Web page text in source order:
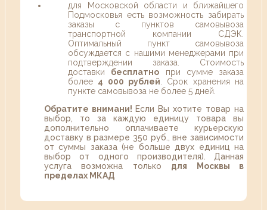
для Московской области и ближайшего
Подмосковья есть возможность забирать
заказы с пунктов самовывоза
транспортной компании СДЭК.
Оптимальный пункт самовывоза
обсуждается с нашими менеджерами при
подтверждении заказа. Стоимость
доставки бесплатно при сумме заказа
более 4 000 рублей . Срок хранения на
пункте самовывоза не более 5 дней.
Обратите внимани! Если Вы хотите товар на
выбор, то за каждую единицу товара вы
дополнительно оплачиваете курьерскую
доставку в размере 350 руб., вне зависимости
от суммы заказа (не больше двух единиц на
выбор от одного производителя). Данная
услуга возможна только для Москвы в
пределах МКАД